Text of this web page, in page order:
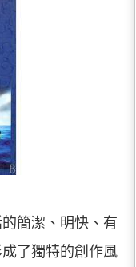
簡潔、明快、有
了獨特的創作風